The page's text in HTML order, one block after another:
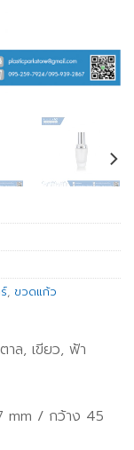
, ขวดแก้ว
าล, เขียว, ฟ้า
mm / กว้าง 45